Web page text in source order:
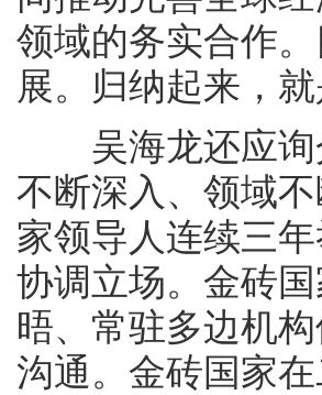
领域的务实合作
展。归纳起来，
吴海龙还应询
不断深入、领域
家领导人连续三
协调立场。金砖
晤、常驻多边机
沟通。金砖国家